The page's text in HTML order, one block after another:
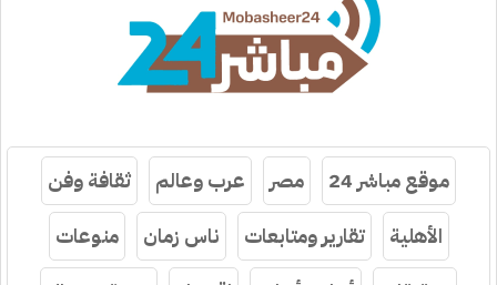
موقع مباشر 24 مصر عرب وعالم
ثقافة وفن
الأهلية
تقارير ومتابعات ناس زمان
منوعات